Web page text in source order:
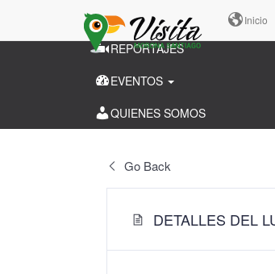
CANTONES
REPORTAJES
EVENTOS
QUIENES SOMOS
Inicio
Go Back
DETALLES DEL